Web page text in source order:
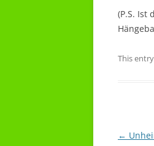
(P.S. Ist
This
Post
←